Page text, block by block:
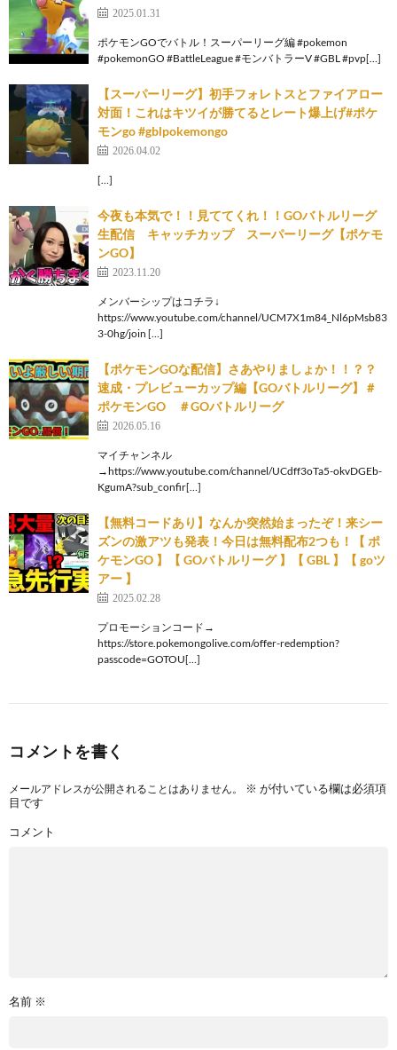
2025.01.31
ポケモンGOでバトル！スーパーリーグ編 #pokemon
#pokemonGO #BattleLeague #モンバトラーV #GBL #pvp[…]
【スーパーリーグ】初手フォレトスとファイアロー
対面！これはキツイが勝てるとレート爆上げ#ポケ
モンgo #gblpokemongo
2026.04.02
[…]
今夜も本気で！！見ててくれ！！GOバトルリーグ
生配信 キャッチカップ スーパーリーグ【ポケモ
ンGO】
2023.11.20
メンバーシップはコチラ↓
https://www.youtube.com/channel/UCM7X1m84_Nl6pMsb83
3-0hg/join […]
【ポケモンGOな配信】さあやりましょか！！？？
速成・プレビューカップ編【GOバトルリーグ】＃
ポケモンGO ＃GOバトルリーグ
2026.05.16
マイチャンネル
→https://www.youtube.com/channel/UCdff3oTa5-okvDGEb-
KgumA?sub_confir[…]
【無料コードあり】なんか突然始まったぞ！来シー
ズンの激アツも発表！今日は無料配布2つも！【 ポ
ケモンGO 】【 GOバトルリーグ 】【 GBL 】【 goツ
アー 】
2025.02.28
プロモーションコード→
https://store.pokemongolive.com/offer-redemption?
passcode=GOTOU[…]
コメントを書く
メールアドレスが公開されることはありません。 ※ が付いている欄は必須項
目です
コメント
名前 ※